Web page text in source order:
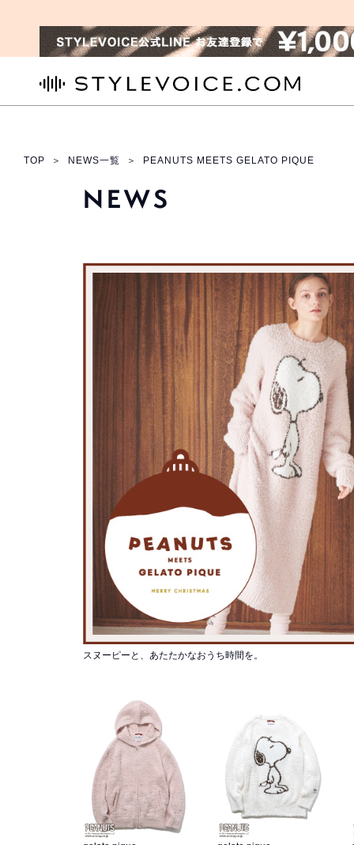
TOP ＞ NEWS一覧 ＞ PEANUTS MEETS GELATO PIQUE
NEWS
スヌーピーと、あたたかなおうち時間を。